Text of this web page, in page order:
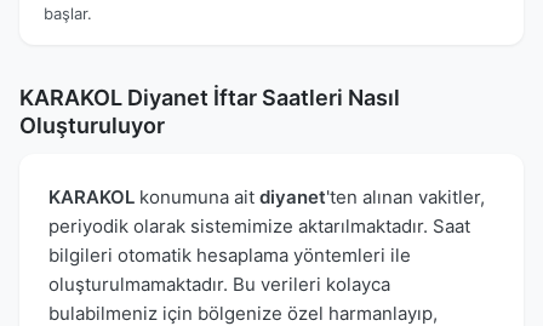
başlar.
KARAKOL Diyanet İftar Saatleri Nasıl
Oluşturuluyor
KARAKOL konumuna ait diyanet'ten alınan vakitler,
periyodik olarak sistemimize aktarılmaktadır. Saat
bilgileri otomatik hesaplama yöntemleri ile
oluşturulmamaktadır. Bu verileri kolayca
bulabilmeniz için bölgenize özel harmanlayıp,